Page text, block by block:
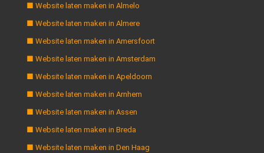
■ Website laten maken in Almelo
■ Website laten maken in Almere
■ Website laten maken in Amersfoort
■ Website laten maken in Amsterdam
■ Website laten maken in Apeldoorn
■ Website laten maken in Arnhem
■ Website laten maken in Assen
■ Website laten maken in Breda
■ Website laten maken in Den Haag